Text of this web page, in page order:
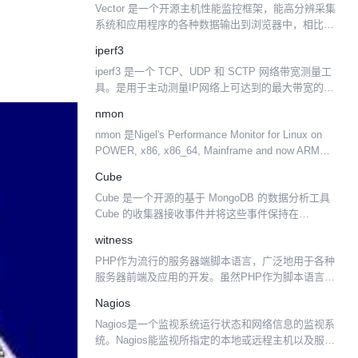
Vector 是一个开源主机性能监控框架，能高分辨采集
系统和应用程序的各种数据输出到浏览器中，相比传
用 Vector 能更快地响应系统运维情况。 Vect...
iperf3
iperf3 是一个 TCP、UDP 和 SCTP 网络带宽测量工
具。是用于主动测量IP网络上可达到的最大带宽的工
数。对于每个测试，它都会报告测得的吞吐量...
nmon
nmon 是Nigel's Performance Monitor for Linux on
POWER, x86, x86_64, Mainframe and now ARM
Cube
Cube 是一个开源的基于 MongoDB 的数据分析工具
Cube 的收集器接收事件并将这些事件保持在
WebSockets 来发送事...
witness
PHP作为流行的服务器端脚本语言，广泛地用于各种
服务器前端及应用的开发。虽然PHP作为脚本语言，
脚 本语言中）的特点，但是，由于其多进程的执行模
式，和前端...
Nagios
Nagios是一个监视系统运行状态和网络信息的监视系
统。Nagios能监视所指定的本地或远程主机以及服